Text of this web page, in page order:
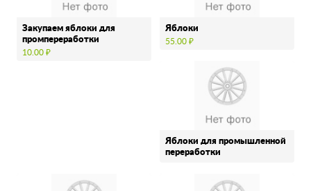
Закупаем яблоки для
промпереработки
10.00 ₽
Яблоки
55.00 ₽
Яблоки для промышленной
переработки